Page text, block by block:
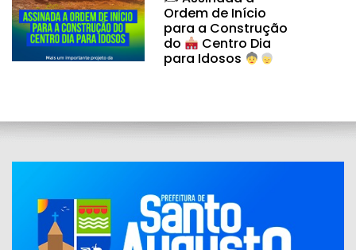
Ordem de Início
para a Construção
do
Centro Dia
para Idosos